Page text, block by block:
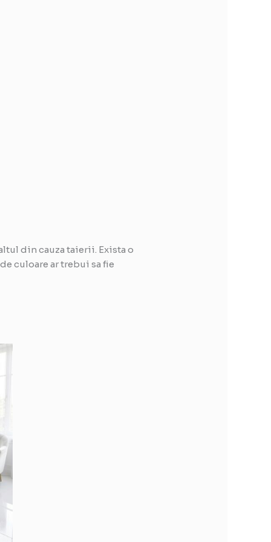
din cauza taierii. Exista o
culoare ar trebui sa fie